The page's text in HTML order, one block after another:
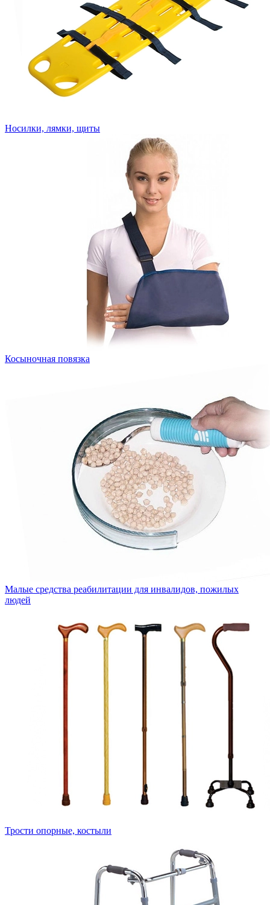
Носилки, лямки, щиты
Косыночная повязка
Малые средства реабилитации для инвалидов, пожилых
людей
Трости опорные, костыли